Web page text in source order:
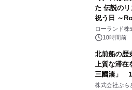
た 伝説の
祝う日 ～
を展示して
催 英国ラ
アーティス
メーション
ローランド株
10時間前
北前船の歴
上質な滞
三國湊」 1
株式会社ぷら